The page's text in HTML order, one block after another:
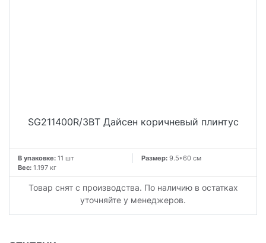
SG211400R/3BT Дайсен коричневый плинтус
В упаковке: 11 шт Размер: 9.5*60 см
Вес: 1.197 кг
Товар снят с производства. По наличию в остатках
уточняйте у менеджеров.